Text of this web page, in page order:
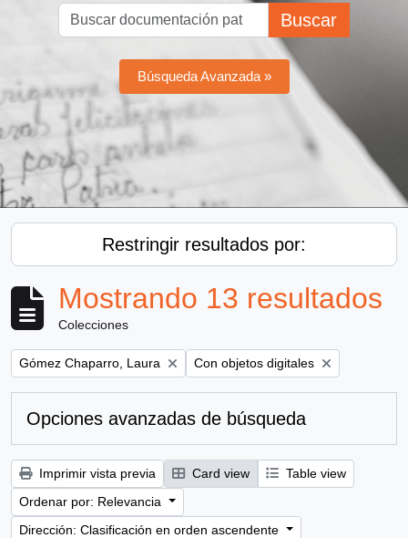
Buscar
Búsqueda Avanzada »
Restringir resultados por:
Mostrando 13 resultados
Colecciones
Remove filter:
Gómez Chaparro, Laura Remove filter:
Con objetos digitales
Opciones avanzadas de búsqueda
Imprimir vista previa Card view
Table view
Ordenar por: Relevancia
Dirección: Clasificación en orden ascendente